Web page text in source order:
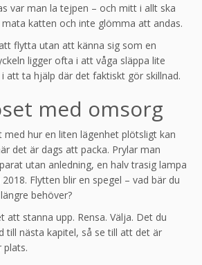
var man la tejpen – och mitt i allt ska
katten och inte glömma att andas.
flytta utan att känna sig som en
ligger ofta i att våga släppa lite
att ta hjälp där det faktiskt gör skillnad.
med omsorg
hur en liten lägenhet plötsligt kan
det är dags att packa. Prylar man
utan anledning, en halv trasig lampa
Flytten blir en spegel – vad bär du
behöver?
att stanna upp. Rensa. Välja. Det du
till nästa kapitel, så se till att det är
plats.